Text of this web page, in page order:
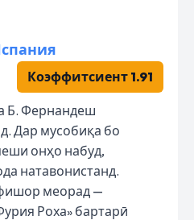
Коэффитсиент 1.91
Б. Фернандеш
Дар мусобиқа бо
онҳо набуд,
натавонистанд.
меорад —
Роха» бартарӣ